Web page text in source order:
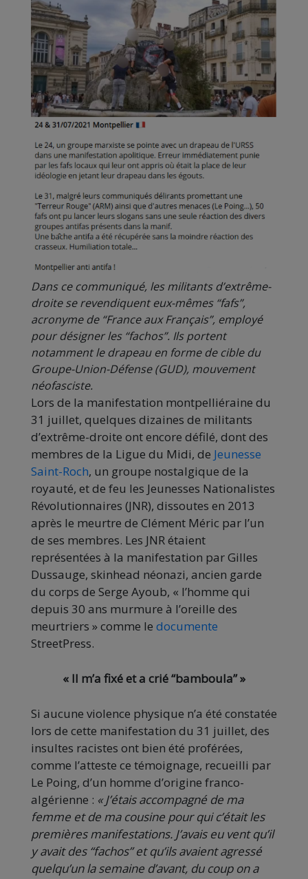
Dans ce communiqué, les militants d’extrême-
droite se revendiquent eux-mêmes “fafs”,
acronyme de “France aux Français”, employé
pour désigner les “fachos”. Ils portent
notamment le drapeau en forme de cible du
Groupe-Union-Défense (GUD), mouvement
néofasciste.
Lors de la manifestation montpelliéraine du
31 juillet, quelques dizaines de militants
d’extrême-droite ont encore défilé, dont des
membres de la Ligue du Midi, de Jeunesse
Saint-Roch, un groupe nostalgique de la
royauté, et de feu les Jeunesses Nationalistes
Révolutionnaires (JNR), dissoutes en 2013
après le meurtre de Clément Méric par l’un
de ses membres. Les JNR étaient
représentées à la manifestation par Gilles
Dussauge, skinhead néonazi, ancien garde
du corps de Serge Ayoub, « l’homme qui
depuis 30 ans murmure à l’oreille des
meurtriers » comme le documente
StreetPress.
« Il m’a fixé et a crié “bamboula” »
Si aucune violence physique n’a été constatée
lors de cette manifestation du 31 juillet, des
insultes racistes ont bien été proférées,
comme l’atteste ce témoignage, recueilli par
Le Poing, d’un homme d’origine franco-
algérienne : « J’étais accompagné de ma
femme et de ma cousine pour qui c’était les
premières manifestations. J’avais eu vent qu’il
y avait des “fachos” et qu’ils avaient agressé
quelqu’un la semaine d’avant, du coup on a